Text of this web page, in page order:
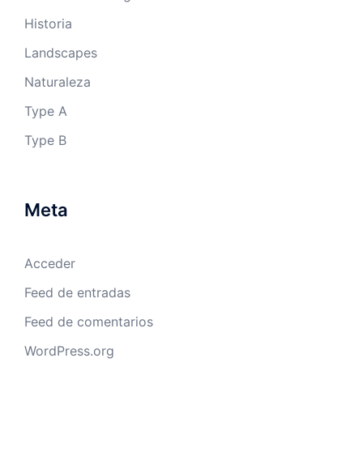
Historia
Landscapes
Naturaleza
Type A
Type B
Meta
Acceder
Feed de entradas
Feed de comentarios
WordPress.org